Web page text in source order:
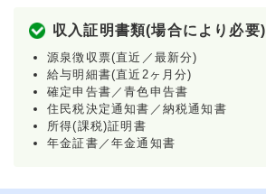
収入証明書類(場合により必要)
源泉徴収票(直近／最新分)
給与明細書(直近2ヶ月分)
確定申告書／青色申告書
住民税決定通知書／納税通知書
所得(課税)証明書
年金証書／年金通知書